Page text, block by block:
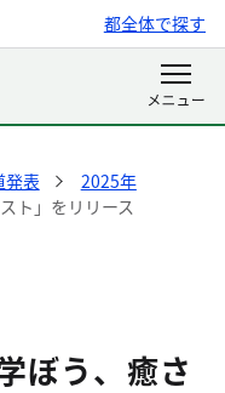
都全体で探す
発表
2025年
ト」をリリース
ぼう、癒さ